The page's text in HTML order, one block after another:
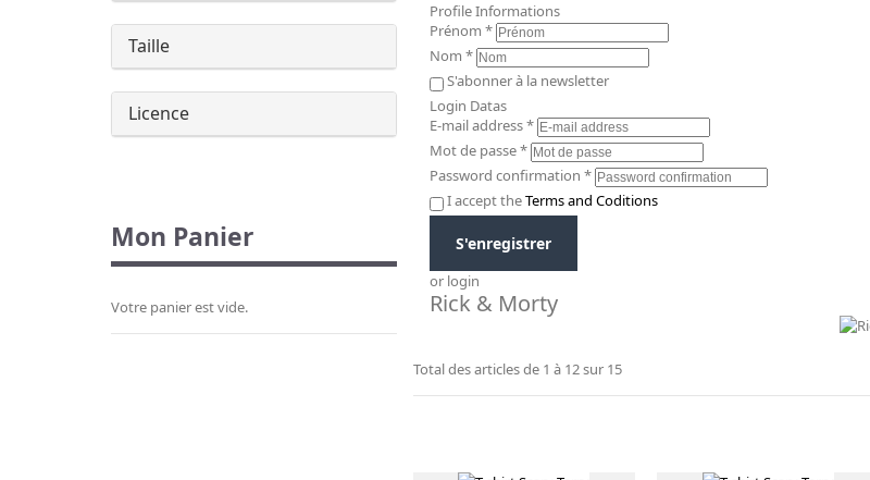
Profile Informations
Prénom *
Nom *
S'abonner à la newsletter
Login Datas
E-mail address*
Mot de passe*
Password confirmation *
I accept theTerms and Coditions
S'enregistrer
or login
Rick & Morty
Total des articles de 1 à 12sur 15
Taille
Licence
Mon Panier
Votre panier est vide.